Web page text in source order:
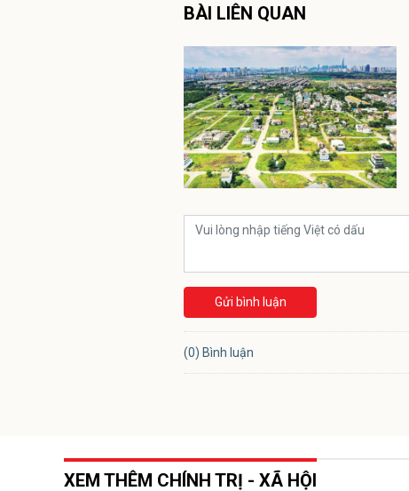
BÀI LIÊN QUAN
Gửi bình luận
(0) Bình luận
XEM THÊM CHÍNH TRỊ - XÃ HỘI